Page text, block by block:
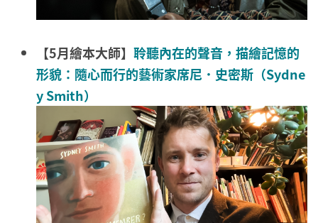
【5月繪本大師】 聆聽內在的聲音，描繪記憶的
形貌：隨心而行的藝術家席尼．史密斯（Sydne
y Smith）